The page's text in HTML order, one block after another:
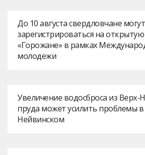
До 10 августа свердловчане могут
зарегистрироваться на
«Горожане» в рамках
молодежи
Увеличение водосброса из Верх-
пруда может усилить проблемы в
Нейвинском